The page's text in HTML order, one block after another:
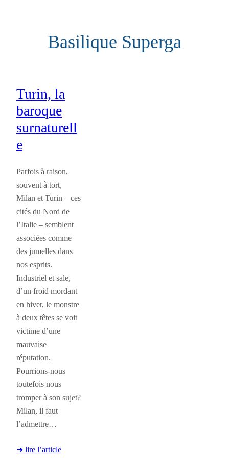
Basilique Superga
Turin, la
baroque
surnaturell
e
Parfois à raison,
souvent à tort,
Milan et Turin – ces
cités du Nord de
l’Italie – semblent
associées comme
des jumelles dans
nos esprits.
Industriel et sale,
d’un froid mordant
en hiver, le monstre
à deux têtes se voit
victime d’une
mauvaise
réputation.
Pourrions-nous
toutefois nous
tromper à son sujet?
Milan, il faut
l’admettre…
➜ lire l’article